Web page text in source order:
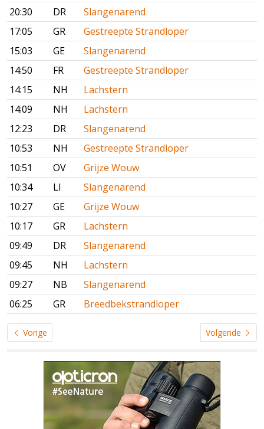
20:30
DR
Slangenarend
17:05
GR
Gestreepte Strandloper
15:03
GE
Slangenarend
14:50
FR
Gestreepte Strandloper
14:15
NH
Lachstern
14:09
NH
Lachstern
12:23
DR
Slangenarend
10:53
NH
Gestreepte Strandloper
10:51
OV
Grijze Wouw
10:34
LI
Slangenarend
10:27
GE
Grijze Wouw
10:17
GR
Lachstern
09:49
DR
Slangenarend
09:45
NH
Lachstern
09:27
NB
Slangenarend
06:25
GR Breedbekstrandloper
Vorige Volgende